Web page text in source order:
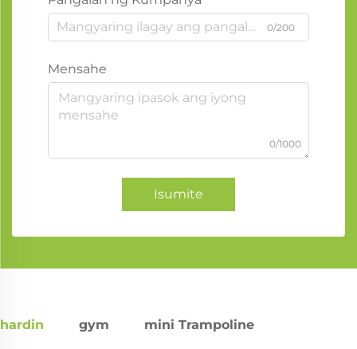
0/200
Mensahe
0/1000
Isumite
hardin gym mini Trampoline